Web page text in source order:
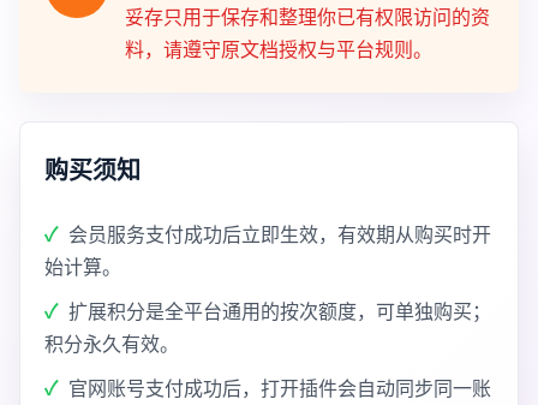
妥存只用于保存和整理你已有权限访问的资
料，请遵守原文档授权与平台规则。
购买须知
会员服务支付成功后立即生效，有效期从购买时开
始计算。
扩展积分是全平台通用的按次额度，可单独购买；
积分永久有效。
官网账号支付成功后，打开插件会自动同步同一账